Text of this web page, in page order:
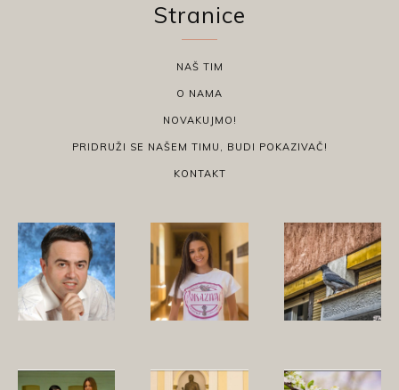
Stranice
NAŠ TIM
O NAMA
NOVAKUJMO!
PRIDRUŽI SE NAŠEM TIMU, BUDI POKAZIVAČ!
KONTAKT